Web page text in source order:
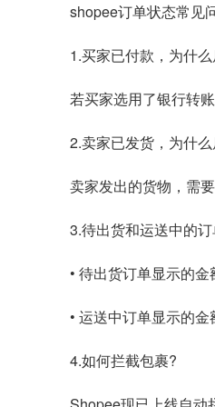
shopee订单状态常见
1.买家已付款，为什
若买家选用了银行转
2.卖家已发货，为什
卖家发出的货物，需
3.待出货和运送中的
• 待出货订单显示的
• 运送中订单显示的
4.如何拦截包裹?